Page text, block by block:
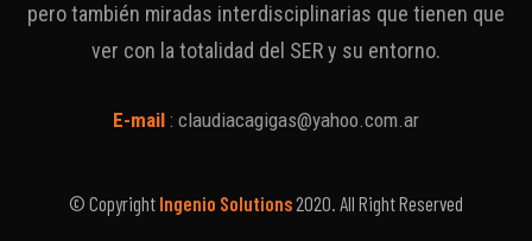
pero también miradas interdisciplinarias que tienen que
ver con la totalidad del SER y su entorno.
E-mail : claudiacagigas@yahoo.com.ar
© Copyright Ingenio Solutions 2020. All Right Reserved